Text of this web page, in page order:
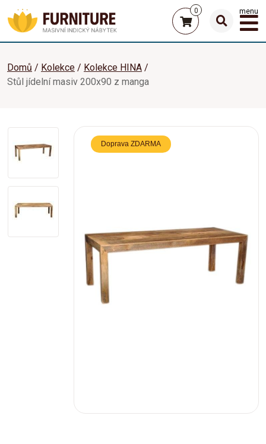
0 menu
Domů Kolekce
Kolekce HINA
Stůl jídelní masiv 200x90 z manga
Doprava ZDARMA